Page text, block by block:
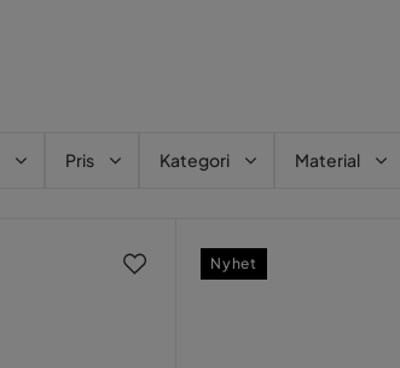
Pris Kategori Material
Nyhet